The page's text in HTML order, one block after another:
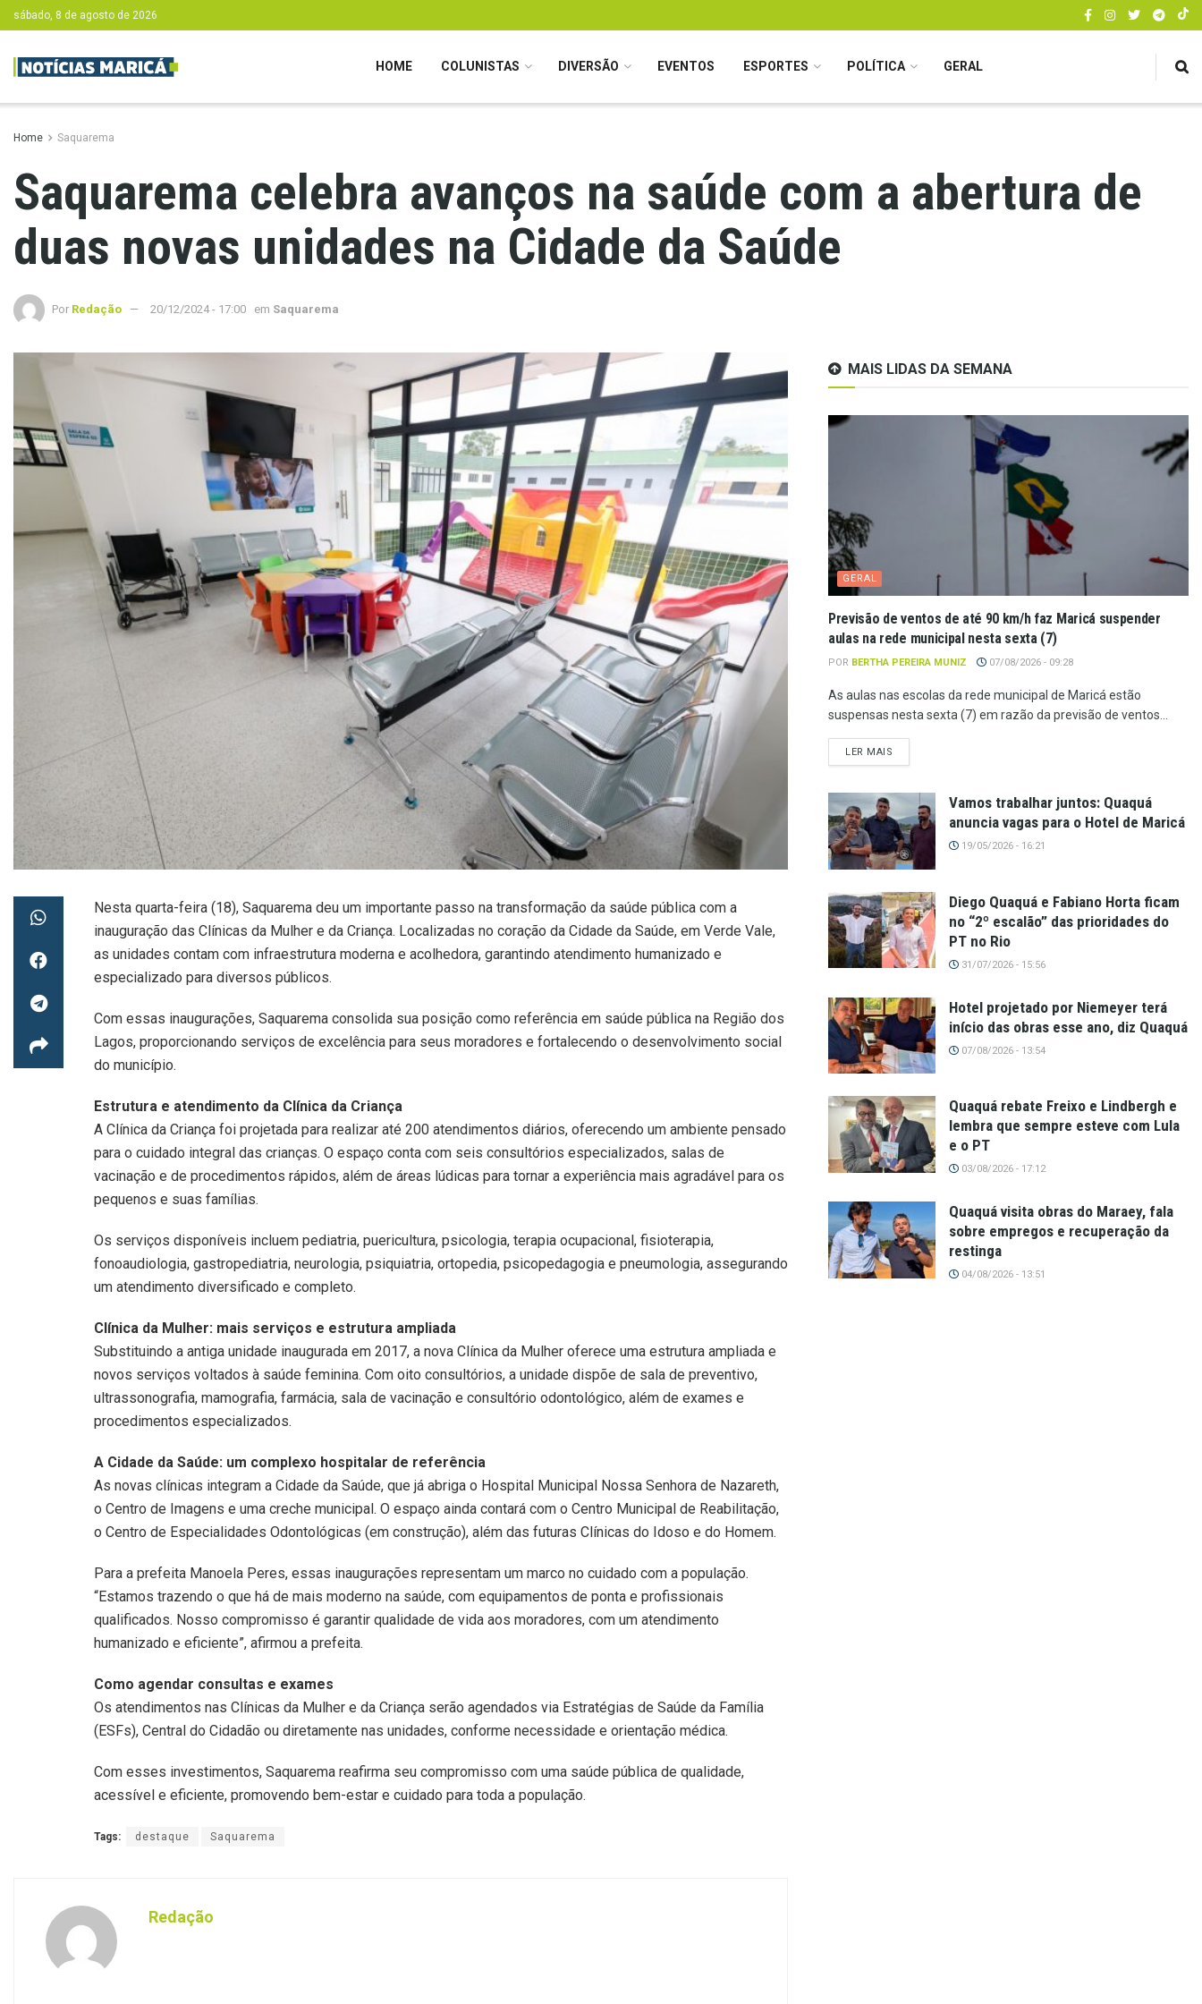
sábado, 8 de agosto de 2026
HOME COLUNISTAS DIVERSÃO EVENTOS ESPORTES POLÍTICA GERAL
Home Saquarema
Saquarema celebra avanços na saúde com a abertura de
duas novas unidades na Cidade da Saúde
Por Redação 20/12/2024 - 17:00 em Saquarema
Nesta quarta-feira (18), Saquarema deu um importante passo na transformação da saúde pública com a
inauguração das Clínicas da Mulher e da Criança. Localizadas no coração da Cidade da Saúde, em Verde Vale,
as unidades contam com infraestrutura moderna e acolhedora, garantindo atendimento humanizado e
especializado para diversos públicos.
Com essas inaugurações, Saquarema consolida sua posição como referência em saúde pública na Região dos
Lagos, proporcionando serviços de excelência para seus moradores e fortalecendo o desenvolvimento social
do município.
Estrutura e atendimento da Clínica da Criança
A Clínica da Criança foi projetada para realizar até 200 atendimentos diários, oferecendo um ambiente pensado
para o cuidado integral das crianças. O espaço conta com seis consultórios especializados, salas de
vacinação e de procedimentos rápidos, além de áreas lúdicas para tornar a experiência mais agradável para os
pequenos e suas famílias.
Os serviços disponíveis incluem pediatria, puericultura, psicologia, terapia ocupacional, fisioterapia,
fonoaudiologia, gastropediatria, neurologia, psiquiatria, ortopedia, psicopedagogia e pneumologia, assegurando
um atendimento diversificado e completo.
Clínica da Mulher: mais serviços e estrutura ampliada
Substituindo a antiga unidade inaugurada em 2017, a nova Clínica da Mulher oferece uma estrutura ampliada e
novos serviços voltados à saúde feminina. Com oito consultórios, a unidade dispõe de sala de preventivo,
ultrassonografia, mamografia, farmácia, sala de vacinação e consultório odontológico, além de exames e
procedimentos especializados.
A Cidade da Saúde: um complexo hospitalar de referência
As novas clínicas integram a Cidade da Saúde, que já abriga o Hospital Municipal Nossa Senhora de Nazareth,
o Centro de Imagens e uma creche municipal. O espaço ainda contará com o Centro Municipal de Reabilitação,
o Centro de Especialidades Odontológicas (em construção), além das futuras Clínicas do Idoso e do Homem.
Para a prefeita Manoela Peres, essas inaugurações representam um marco no cuidado com a população.
“Estamos trazendo o que há de mais moderno na saúde, com equipamentos de ponta e profissionais
qualificados. Nosso compromisso é garantir qualidade de vida aos moradores, com um atendimento
humanizado e eficiente”, afirmou a prefeita.
Como agendar consultas e exames
Os atendimentos nas Clínicas da Mulher e da Criança serão agendados via Estratégias de Saúde da Família
(ESFs), Central do Cidadão ou diretamente nas unidades, conforme necessidade e orientação médica.
Com esses investimentos, Saquarema reafirma seu compromisso com uma saúde pública de qualidade,
acessível e eficiente, promovendo bem-estar e cuidado para toda a população.
Tags: destaque Saquarema
Redação
MAIS LIDAS DA SEMANA
GERAL
Previsão de ventos de até 90 km/h faz Maricá suspender
aulas na rede municipal nesta sexta (7)
POR BERTHA PEREIRA MUNIZ 07/08/2026 - 09:28
As aulas nas escolas da rede municipal de Maricá estão
suspensas nesta sexta (7) em razão da previsão de ventos...
LER MAIS
Vamos trabalhar juntos: Quaquá
anuncia vagas para o Hotel de Maricá
19/05/2026 - 16:21
Diego Quaquá e Fabiano Horta ficam
no “2º escalão” das prioridades do
PT no Rio
31/07/2026 - 15:56
Hotel projetado por Niemeyer terá
início das obras esse ano, diz Quaquá
07/08/2026 - 13:54
Quaquá rebate Freixo e Lindbergh e
lembra que sempre esteve com Lula
e o PT
03/08/2026 - 17:12
Quaquá visita obras do Maraey, fala
sobre empregos e recuperação da
restinga
04/08/2026 - 13:51